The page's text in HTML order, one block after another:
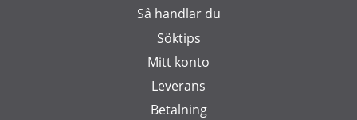
Så handlar du
Söktips
Mitt konto
Leverans
Betalning